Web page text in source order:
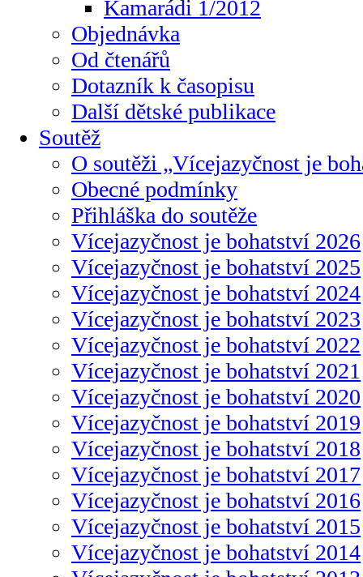
Kamarádi 1/2012
Objednávka
Od čtenářů
Dotazník k časopisu
Další dětské publikace
Soutěž
O soutěži „Vícejazyčnost je
Obecné podmínky
Přihláška do soutěže
Vícejazyčnost je bohatství 2026
Vícejazyčnost je bohatství 2025
Vícejazyčnost je bohatství 2024
Vícejazyčnost je bohatství 2023
Vícejazyčnost je bohatství 2022
Vícejazyčnost je bohatství 2021
Vícejazyčnost je bohatství 2020
Vícejazyčnost je bohatství 2019
Vícejazyčnost je bohatství 2018
Vícejazyčnost je bohatství 2017
Vícejazyčnost je bohatství 2016
Vícejazyčnost je bohatství 2015
Vícejazyčnost je bohatství 2014